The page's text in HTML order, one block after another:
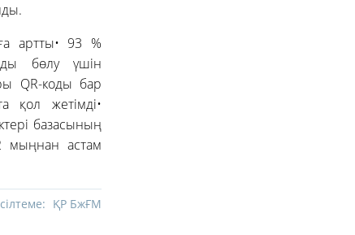
артты• 93 %
бөлу үшін
QR-коды бар
қол жетімді•
базасының
мыңнан астам
ҚР БжҒМ